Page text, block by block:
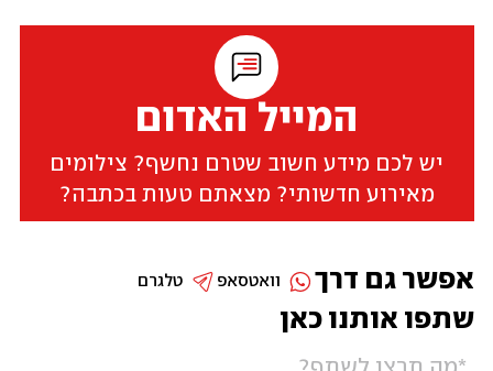
המייל האדום
יש לכם מידע חשוב שטרם נחשף? צילומים
מאירוע חדשותי? מצאתם טעות בכתבה?
שתפו אותנו כאן
אפשר גם דרך טלגרם וואטסאפ